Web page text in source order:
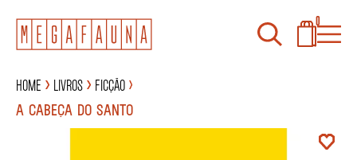
0
Home Livros
Ficção
A CABEÇA DO SANTO